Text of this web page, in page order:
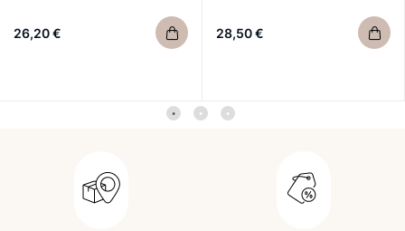
26,20 € 28,50 €